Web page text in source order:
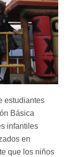
estudiantes
Básica
infantiles
en
que los niños